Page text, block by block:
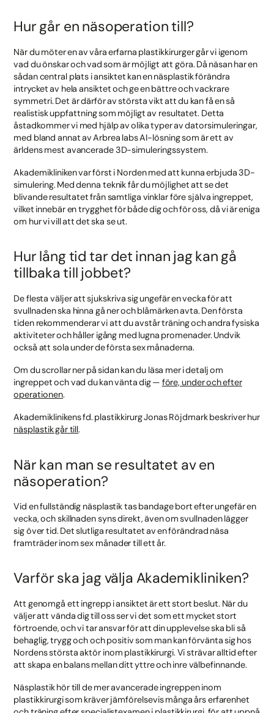
Hur går en näsoperation till?
När du möter en av våra erfarna plastikkirurger går vi igenom
vad du önskar och vad som är möjligt att göra. Då näsan har en
sådan central plats i ansiktet kan en näsplastik förändra
intrycket av hela ansiktet och ge en bättre och vackrare
symmetri. Det är därför av största vikt att du kan få en så
realistisk uppfattning som möjligt av resultatet. Detta
åstadkommer vi med hjälp av olika typer av datorsimuleringar,
med bland annat av Arbrea labs AI-lösning som är ett av
ärldens mest avancerade 3D-simuleringssystem.
Akademikliniken var först i Norden med att kunna erbjuda 3D-
simulering. Med denna teknik får du möjlighet att se det
blivande resultatet från samtliga vinklar före själva ingreppet,
vilket innebär en trygghet för både dig och för oss, då vi är eniga
om hur vi vill att det ska se ut.
Hur lång tid tar det innan jag kan gå
tillbaka till jobbet?
De flesta väljer att sjukskriva sig ungefär en vecka för att
svullnaden ska hinna gå ner och blåmärken avta. Den första
tiden rekommenderar vi att du avstår träning och andra fysiska
aktiviteter och håller igång med lugna promenader. Undvik
också att sola under de första sex månaderna.
Om du scrollar ner på sidan kan du läsa mer i detalj om
ingreppet och vad du kan vänta dig — före, under och efter
operationen.
Akademiklinikens fd. plastikkirurg Jonas Röjdmark beskriver hur
näsplastik går till.
När kan man se resultatet av en
näsoperation?
Vid en fullständig näsplastik tas bandage bort efter ungefär en
vecka, och skillnaden syns direkt, även om svullnaden lägger
sig över tid. Det slutliga resultatet av en förändrad näsa
framträder inom sex månader till ett år.
Varför ska jag välja Akademikliniken?
Att genomgå ett ingrepp i ansiktet är ett stort beslut. När du
väljer att vända dig till oss ser vi det som ett mycket stort
förtroende, och vi tar ansvar för att din upplevelse ska bli så
behaglig, trygg och och positiv som man kan förvänta sig hos
Nordens största aktör inom plastikkirurgi. Vi strävar alltid efter
att skapa en balans mellan ditt yttre och inre välbefinnande.
Näsplastik hör till de mer avancerade ingreppen inom
plastikkirurgi som kräver jämförelsevis många års erfarenhet